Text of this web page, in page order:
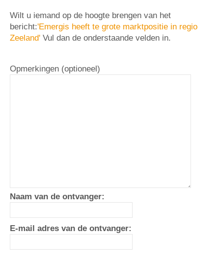
Wilt u iemand op de hoogte brengen van het
bericht:'Emergis heeft te grote marktpositie in regio
Zeeland' Vul dan de onderstaande velden in.
Opmerkingen (optioneel)
Naam van de ontvanger:
E-mail adres van de ontvanger: